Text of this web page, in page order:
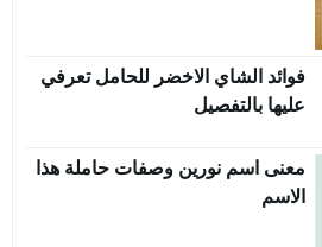
فوائد الشاي الاخضر للحامل تعرفي
عليها بالتفصيل
معنى اسم نورين وصفات حاملة هذا
الاسم